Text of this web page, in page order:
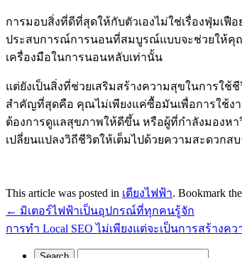
การมอบสิ่งที่ดีที่สุดให้กับตัวเองไม่ใช่เรื่องฟุ่มเ
ประสบการณ์การนอนที่สมบูรณ์แบบจะช่วยให้คุณ
เครื่องมือในการนอนหลับเท่านั้น
แต่ยังเป็นสิ่งที่ช่วยเสริมสร้างความสุขในการใ
สำคัญที่สุดคือ คุณไม่เพียงแค่ซื้อมันเพื่อการใช้ง
ต้องการดูแลสุขภาพให้ดีขึ้น หรือผู้ที่กำลังมองห
เปลี่ยนแปลงวิถีชีวิตให้เต็มไปด้วยความสะดวก
This article was posted in เตียงไฟฟ้า. Bookmark the
← มิเตอร์ไฟฟ้าเป็นอุปกรณ์ที่ทุกคนรู้จัก
การทำ Local SEO ไม่เพียงแต่จะเป็นการสร้างคว